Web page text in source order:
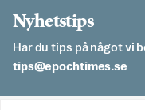
Nyhetstips
Har du tips på något vi
es.semithcope@spit